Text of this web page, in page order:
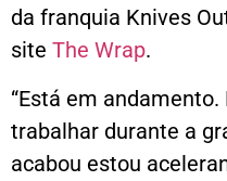
da franquia Knives
site The Wrap.
“Está em
trabalhar durante a
acabou estou